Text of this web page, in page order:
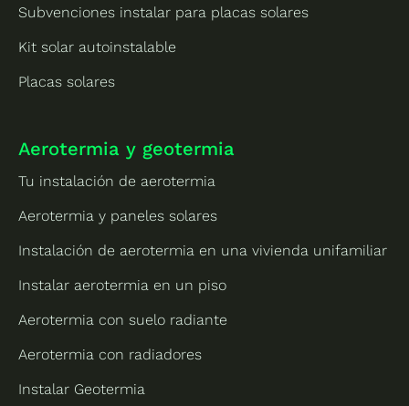
Subvenciones instalar para placas solares
Kit solar autoinstalable
Placas solares
Aerotermia y geotermia
Tu instalación de aerotermia
Aerotermia y paneles solares
Instalación de aerotermia en una vivienda unifamiliar
Instalar aerotermia en un piso
Aerotermia con suelo radiante
Aerotermia con radiadores
Instalar Geotermia